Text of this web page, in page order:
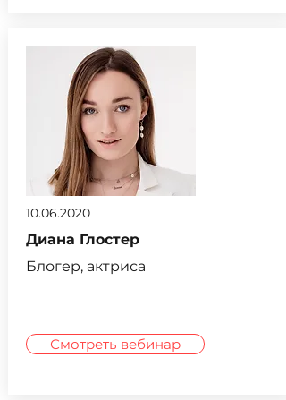
10.06.2020
Диана Глостер
Блогер, актриса
Смотреть вебинар